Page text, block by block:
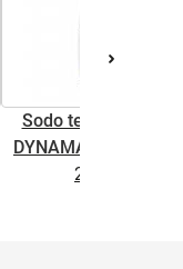
Sodo technikos
DYNAMAX M2T
2.65